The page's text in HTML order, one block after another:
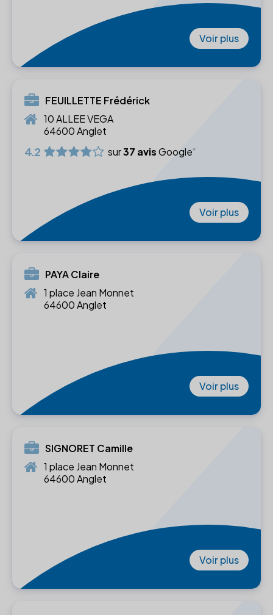
Voir plus
FEUILLETTE Frédérick
10 ALLEE VEGA
64600 Anglet
4.2 sur37 avisGoogle
Voir plus
PAYA Claire
1 place Jean Monnet
64600 Anglet
Voir plus
SIGNORET Camille
1 place Jean Monnet
64600 Anglet
Voir plus